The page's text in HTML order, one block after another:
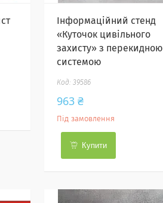
Інформаційний стенд
«Куточок цивільного
захисту» з перекидною
системою
39586
963 ₴
Під замовлення
Купити